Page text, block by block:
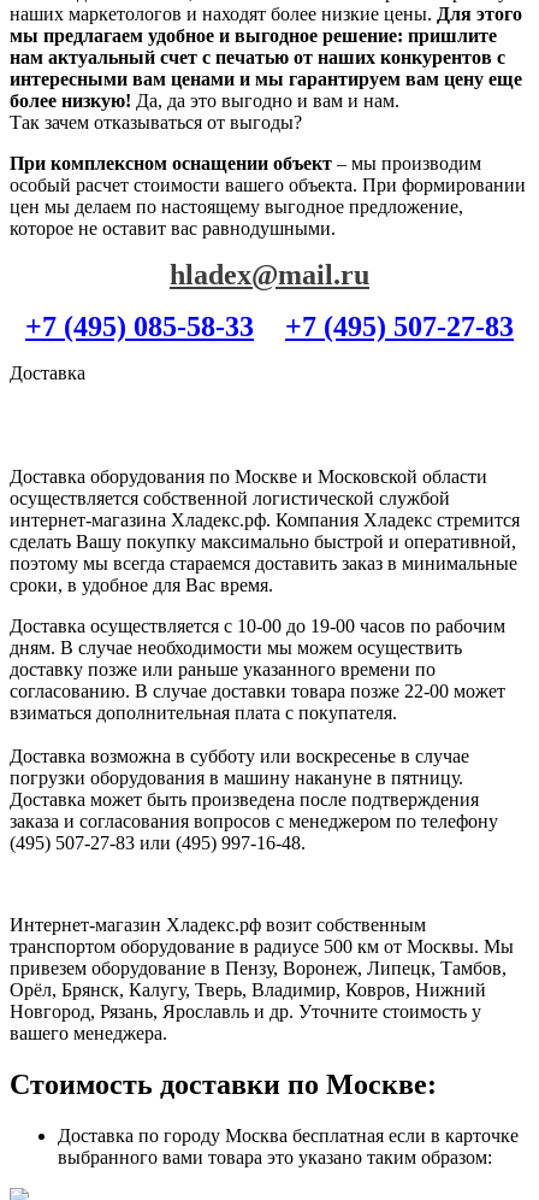
наших маркетологов и находят более низкие цены. Для этого
мы предлагаем удобное и выгодное решение: пришлите
нам актуальный счет с печатью от наших конкурентов с
интересными вам ценами и мы гарантируем вам цену еще
более низкую! Да, да это выгодно и вам и нам.
Так зачем отказываться от выгоды?
При комплексном оснащении объект – мы производим
особый расчет стоимости вашего объекта. При формировании
цен мы делаем по настоящему выгодное предложение,
которое не оставит вас равнодушными.
hladex@mail.ru
+7 (495) 085-58-33
+7 (495) 507-27-83
Доставка
Доставка оборудования по Москве и Московской области
осуществляется собственной логистической службой
интернет-магазина Хладекс.рф. Компания Хладекс стремится
сделать Вашу покупку максимально быстрой и оперативной,
поэтому мы всегда стараемся доставить заказ в минимальные
сроки, в удобное для Вас время.
Доставка осуществляется с 10-00 до 19-00 часов по рабочим
дням. В случае необходимости мы можем осуществить
доставку позже или раньше указанного времени по
согласованию. В случае доставки товара позже 22-00 может
взиматься дополнительная плата с покупателя.
Доставка возможна в субботу или воскресенье в случае
погрузки оборудования в машину накануне в пятницу.
Доставка может быть произведена после подтверждения
заказа и согласования вопросов с менеджером по телефону
(495) 507-27-83 или (495) 997-16-48.
Интернет-магазин Хладекс.рф возит собственным
транспортом оборудование в радиусе 500 км от Москвы. Мы
привезем оборудование в Пензу, Воронеж, Липецк, Тамбов,
Орёл, Брянск, Калугу, Тверь, Владимир, Ковров, Нижний
Новгород, Рязань, Ярославль и др. Уточните стоимость у
вашего менеджера.
Стоимость доставки по Москве:
Доставка по городу Москва бесплатная если в карточке
выбранного вами товара это указано таким образом: